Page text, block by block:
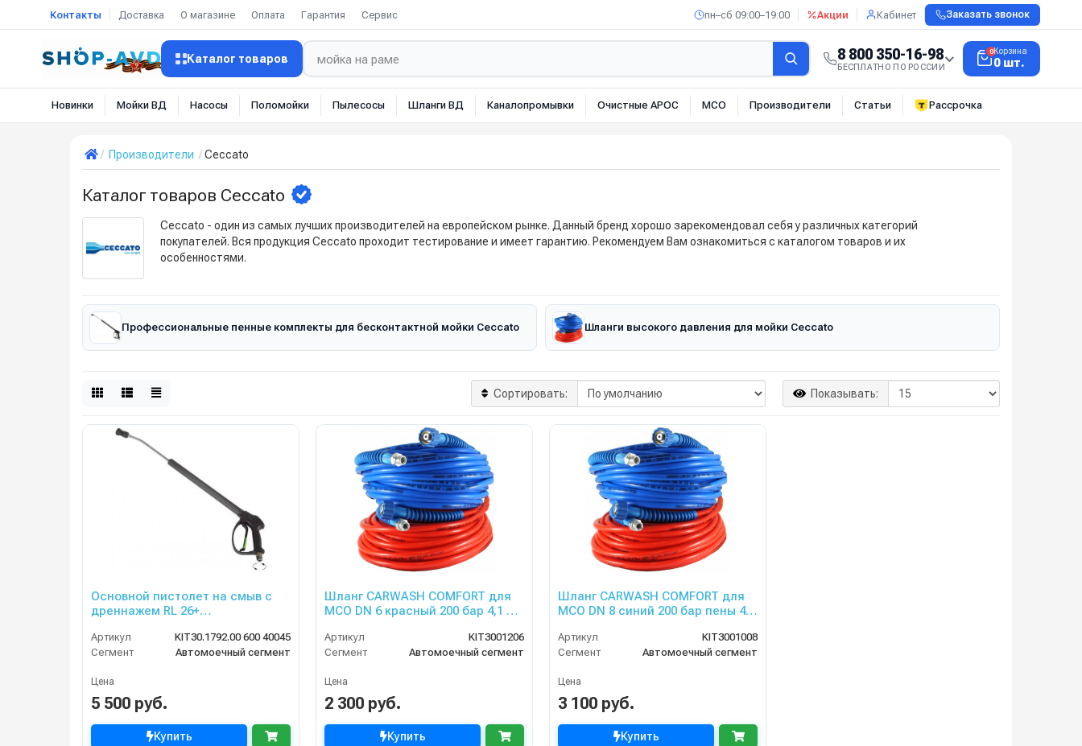
Контакты Доставка О магазине Оплата Гарантия Сервис пн–сб 09:00–19:00 Акции Кабинет Заказать звонок
Каталог товаров 8 800 350-16-98
БЕСПЛАТНО ПО РОССИИ
0Корзина
0 шт.
Новинки Мойки ВД Насосы Поломойки Пылесосы Шланги ВД Каналопромывки Очистные АРОС МСО Производители Статьи Рассрочка
Производители Ceccato
Каталог товаров Ceccato
Ceccato - один из самых лучших производителей на европейском рынке. Данный бренд хорошо зарекомендовал себя у различных категорий
покупателей. Вся продукция Ceccato проходит тестирование и имеет гарантию. Рекомендуем Вам ознакомиться с каталогом товаров и их
особенностями.
Профессиональные пенные комплекты для бесконтактной мойки Ceccato Шланги высокого давления для мойки Ceccato
Сортировать: Показывать:
Основной пистолет на смыв с
дреннажем RL 26+
600 мм
Артикул
KIT30.1792.00 600 40045
Сегмент
Автомоечный сегмент
Цена
5 500 руб.
Купить
Шланг CARWASH COMFORT для
МСО DN 6 красный 200 бар 4,1 м
Артикул
KIT3001206
Сегмент
Автомоечный сегмент
Цена
2 300 руб.
Купить
Шланг CARWASH COMFORT для
МСО DN 8 синий 200 бар пены 4,1
Артикул
KIT3001008
Сегмент
Автомоечный сегмент
Цена
3 100 руб.
Купить